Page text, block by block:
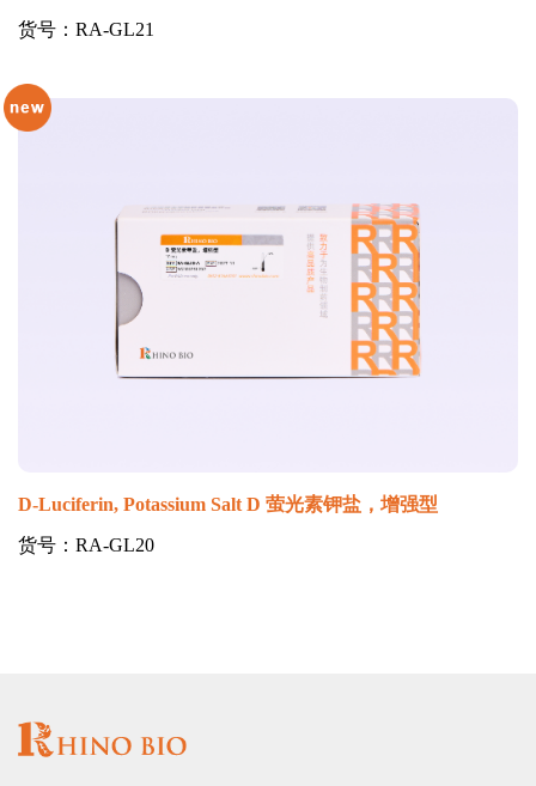
货号：RA-GL21
D-Luciferin, Potassium Salt D 萤光素钾盐，增强型
货号：RA-GL20